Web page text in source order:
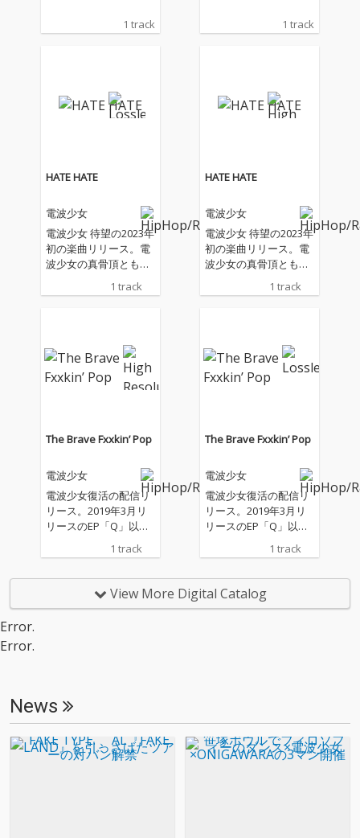
1 track 1 track
HATE HATE
電波少女
電波少女 待望の2023年
初の楽曲リリース。電
波少女の真骨頂とも言
うべき内省的でメロウ
なHIP HOPナンバー。
軸とも言うべきファク
ターも内包されてい
る。メロディアスかつ
電波少女にしか出来な
い実に独特なナンバー
年9月リリース の復活
シングル「The Brave F
xxkin' Pop」に続く第2
弾となる要注目すぎる
1 track
HATE HATE
電波少女
電波少女 待望の2023年
初の楽曲リリース。電
波少女の真骨頂とも言
うべき内省的でメロウ
なHIP HOPナンバー。
軸とも言うべきファク
ターも内包されてい
る。メロディアスかつ
電波少女にしか出来な
い実に独特なナンバー
年9月リリース の復活
シングル「The Brave F
xxkin' Pop」に続く第2
弾となる要注目すぎる
1 track
The Brave Fxxkin’ Pop
電波少女
電波少女復活の配信リ
リース。2019年3月リ
リースのEP「Q」以来
約3年半振りとなるリ
リース作品。
1 track
The Brave Fxxkin’ Pop
電波少女
電波少女復活の配信リ
リース。2019年3月リ
リースのEP「Q」以来
約3年半振りとなるリ
リース作品。
1 track
View More Digital Catalog
Error.
Error.
News